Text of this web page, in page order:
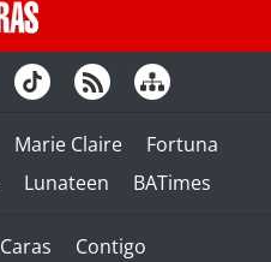
Marie Claire
Fortuna
Lunateen BATimes
Caras
Contigo